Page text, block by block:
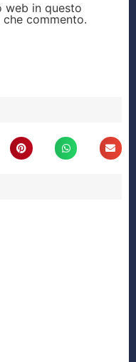
web in questo
commento.